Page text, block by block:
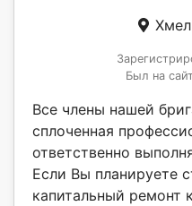
Был на
Все члены нашей
сплоченная
ответственно
Если Вы планируете
капитальный ремонт